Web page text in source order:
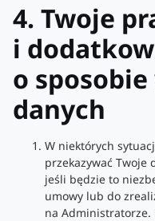
4. Twoje
i
o
danych
W niektórych
przekazywać Twoje
jeśli będzie to
umowy lub do
na Administratorze.